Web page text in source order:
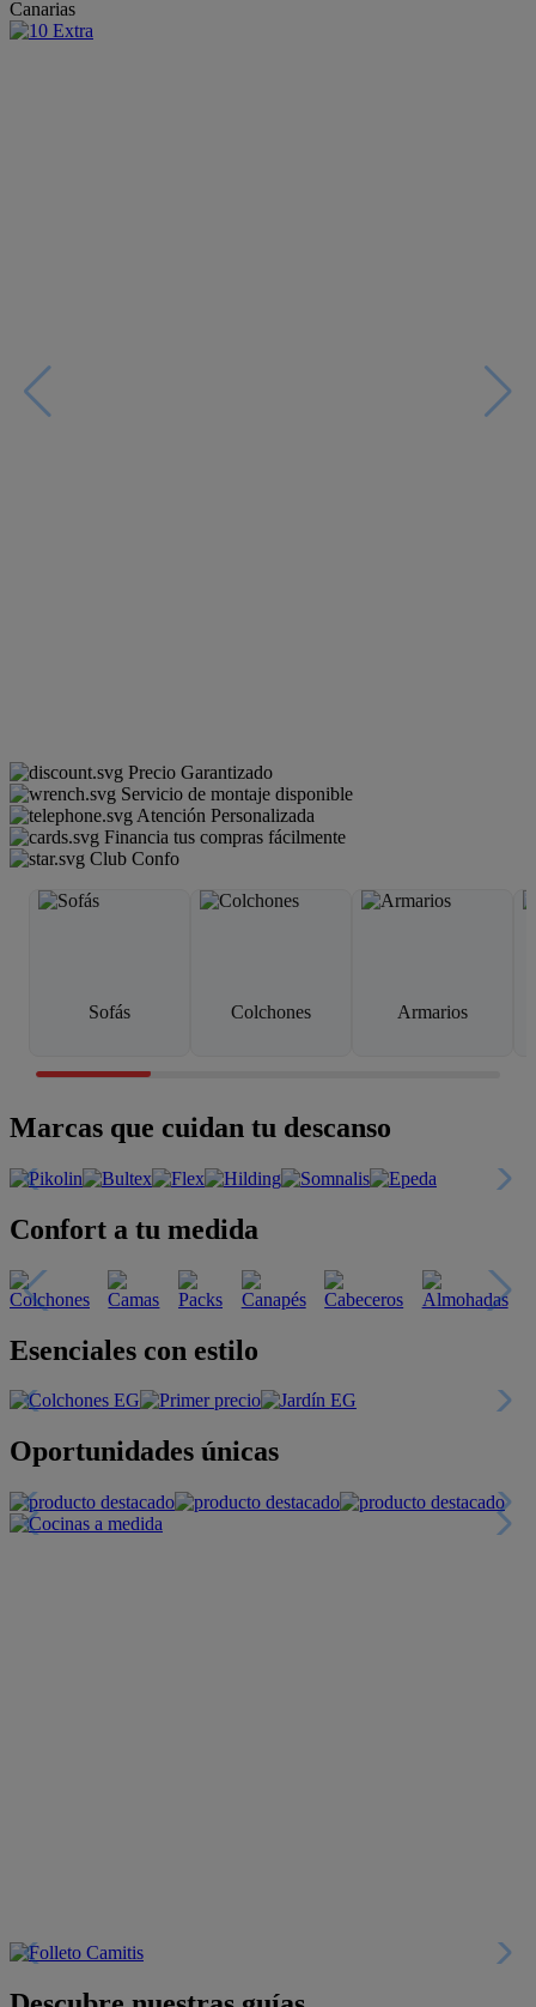
Canarias
Precio Garantizado
Servicio de montaje disponible
Atención Personalizada
Financia tus compras fácilmente
Club Confo
Sofás Colchones Armarios
Marcas que cuidan tu descanso
Confort a tu medida
Esenciales con estilo
Oportunidades únicas